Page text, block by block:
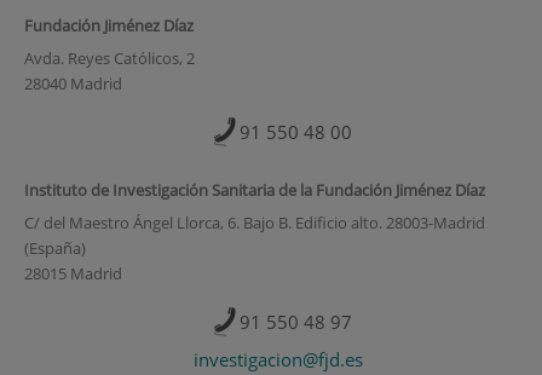
Fundación Jiménez Díaz
Avda. Reyes Católicos, 2
28040 Madrid
91 550 48 00
Instituto de Investigación Sanitaria de la Fundación Jiménez Díaz
C/ del Maestro Ángel Llorca, 6. Bajo B. Edificio alto. 28003-Madrid
(España)
28015 Madrid
91 550 48 97
investigacion@fjd.es